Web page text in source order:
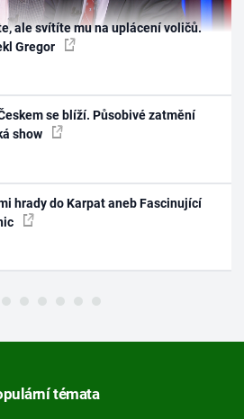
ale svítíte mu na uplácení voličů.
Gregor
se blíží. Působivé zatmění
show
hrady do Karpat aneb Fascinující
témata